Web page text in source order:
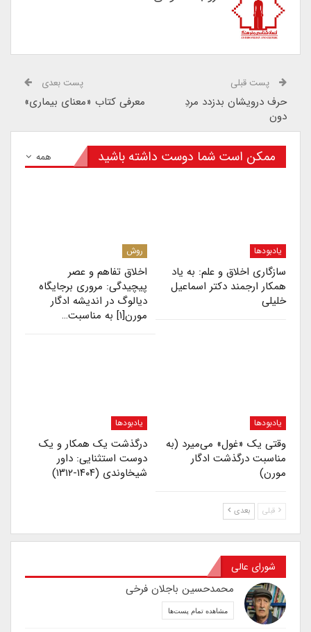
پست قبلی
حرف درویشان بدزدد مردِ
دون
پست بعدی
معرفی کتاب «معنای بیماری»
همه ممکن است شما دوست داشته باشید
یادبودها
سازگاری اخلاق و علم: به یاد
همکار ارجمند دکتر اسماعیل
خلیلی
روش
اخلاق تفاهم و عصر
پیچیدگی: مروری برجایگاه
دیالوگ در اندیشه ادگار
مورن[۱] به مناسبت…
یادبودها
وقتی یک «غول» می‌میرد (به
مناسبت درگذشت ادگار
مورن)
یادبودها
درگذشت یک همکار و یک
دوست استثنایی: داور
شیخاوندی (۱۴۰۴-۱۳۱۲)
قبلی بعدی
شورای عالی
محمدحسین باجلان فرخی
مشاهده تمام پست‌ها